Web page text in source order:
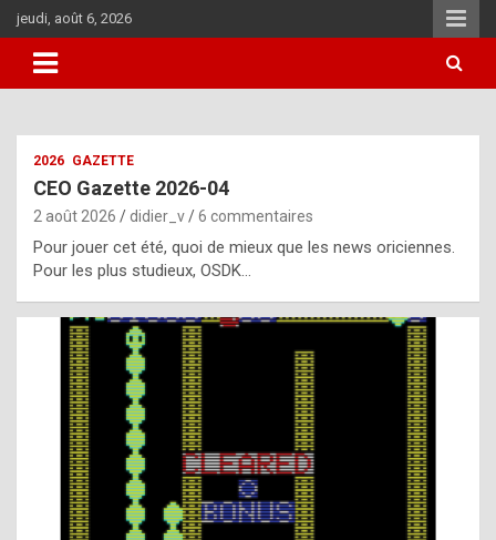
Aller
au
contenu
jeudi, août 6, 2026
i
u
l
y
d
i
2026 GAZETTE
CEO Gazette 2026-04
2 août 2026 didier_v 6 commentaires
Pour jouer cet été, quoi de mieux que les news oriciennes.
Pour les plus studieux, OSDK…